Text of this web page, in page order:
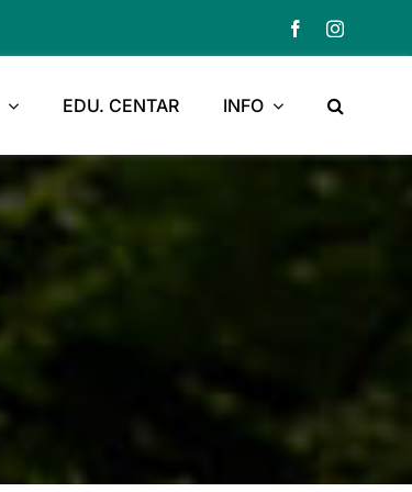
EDU. CENTAR INFO